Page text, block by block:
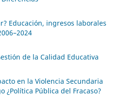
Educación, ingresos laborales
de la Calidad Educativa
en la Violencia Secundaria
¿Política Pública del Fracaso?